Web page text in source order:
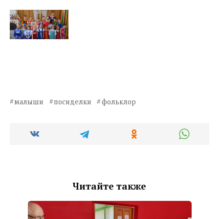
малыши посиделки фольклор
Читайте также